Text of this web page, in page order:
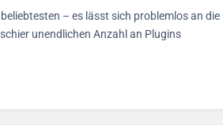
– es lässt sich problemlos an die
unendlichen Anzahl an Plugins